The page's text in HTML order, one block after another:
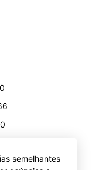
,Lárnaca 6051
semelhantes